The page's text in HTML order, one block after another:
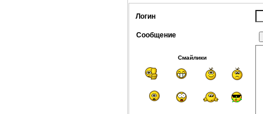
Логин
Сообщение
Смайлики